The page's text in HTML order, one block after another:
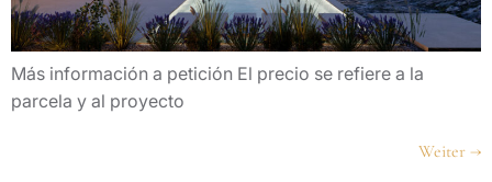
Más información a petición El precio se refiere a la
parcela y al proyecto
Weiter →